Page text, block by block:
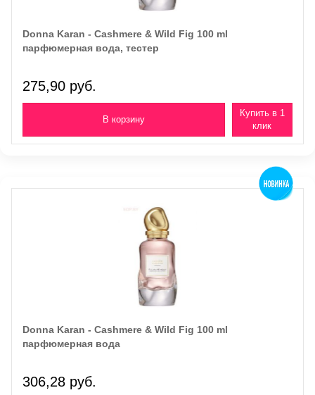
Donna Karan - Cashmere & Wild Fig 100 ml
парфюмерная вода, тестер
275,90 руб.
Купить в 1
клик
Donna Karan - Cashmere & Wild Fig 100 ml
парфюмерная вода
306,28 руб.